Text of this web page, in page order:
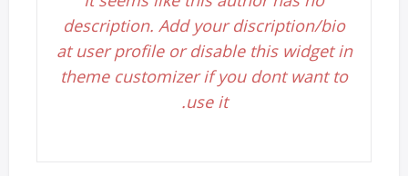
description. Add your discription/bio
at user profile or disable this widget in
theme customizer if you dont want to
use it.